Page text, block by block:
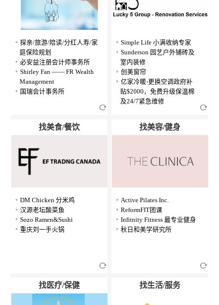
探亲/旅游/陪读/分红人寿/家
庭保险规划
必安益注册会计师事务所
Shirley Fan —— FR Wealth
Management
国瑞会计事务所
Simple Life 小满收纳专家
Sunderson 园艺户外铺砖及
室内装修
创美窗帘
亿家冷暖-更换空调政府补
贴$2000，免费升级保温棉
及24/7紧急维修
找美食/餐饮
DM Chicken 分米鸡
汉源老坛酸菜鱼
Sozo Ramen&Sushi
重庆刘一手火锅
找美容/健身
Active Pilates Inc.
ReformFIT团课
Infitnity Fitness 最专业健身
秋日和美学研究所
找医疗/保健 找生活/服务